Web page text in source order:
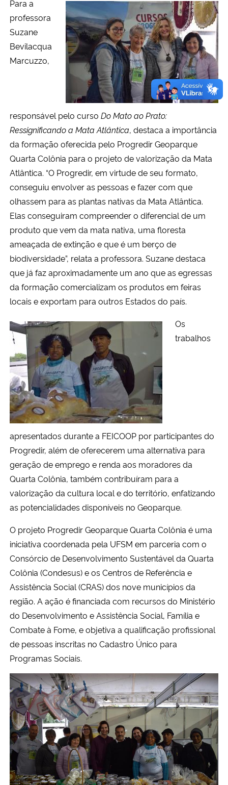
Para a
professora
Suzane
Bevilacqua
Marcuzzo,
responsável pelo curso Do Mato ao Prato:
Ressignificando a Mata Atlântica, destaca a importância
da formação oferecida pelo Progredir Geoparque
Quarta Colônia para o projeto de valorização da Mata
Atlântica. “O Progredir, em virtude de seu formato,
conseguiu envolver as pessoas e fazer com que
olhassem para as plantas nativas da Mata Atlântica.
Elas conseguiram compreender o diferencial de um
produto que vem da mata nativa, uma floresta
ameaçada de extinção e que é um berço de
biodiversidade”, relata a professora. Suzane destaca
que já faz aproximadamente um ano que as egressas
da formação comercializam os produtos em feiras
locais e exportam para outros Estados do país.
Os
trabalhos
apresentados durante a FEICOOP por participantes do
Progredir, além de oferecerem uma alternativa para
geração de emprego e renda aos moradores da
Quarta Colônia, também contribuíram para a
valorização da cultura local e do território, enfatizando
as potencialidades disponíveis no Geoparque.
O projeto Progredir Geoparque Quarta Colônia é uma
iniciativa coordenada pela UFSM em parceria com o
Consórcio de Desenvolvimento Sustentável da Quarta
Colônia (Condesus) e os Centros de Referência e
Assistência Social (CRAS) dos nove municípios da
região. A ação é financiada com recursos do Ministério
do Desenvolvimento e Assistência Social, Família e
Combate à Fome, e objetiva a qualificação profissional
de pessoas inscritas no Cadastro Único para
Programas Sociais.